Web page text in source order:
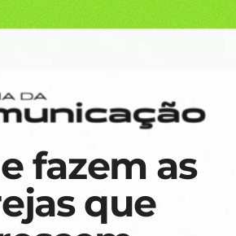
fazem as
que